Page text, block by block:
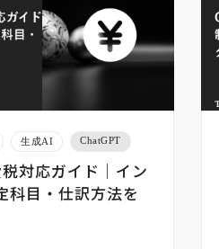
生成AI ChatGPT
対応ガイド｜イン
科目・仕訳方法を